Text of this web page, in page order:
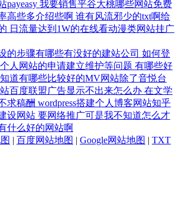
payeasy 我要销售平谷大桃哪些网站免费
高些多介绍些啊 谁有风流邪少的txt啊给
日流量达到1W的在线看动漫类网站挂广
的步骤有哪些有没好的建站公司 如何登
人网站的申请建立维护等问题 有哪些好
道有哪些比较好的MV网站除了音悦台
百度联盟广告显示不出来怎么办 在文学
求稿酬 wordpress搭建个人博客网站知乎
设网站 要网络推广可是我不知道怎么才
什么好的网站啊
| 百度网站地图 | Google网站地图 | TXT